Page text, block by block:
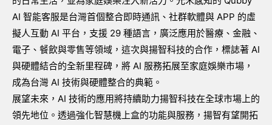
AI 智能客服是台灣首個整合即時通訊、社群軟體與 APP 的虛
擬人互動 AI 平台，支援 29 種語言，廣泛應用於醫療、金融、
電子、餐飲與零售等領域，這次與揚智科技的合作，標誌著 AI
與硬體結合的全新里程碑，將 AI 服務拓展至家庭娛樂市場，
成為台灣 AI 技術與硬體整合的典範。
展望未來，AI 技術的應用將持續助力揚智科技在全球市場上的
領先地位。透過強化智慧機上盒的功能與服務，揚智有望開拓